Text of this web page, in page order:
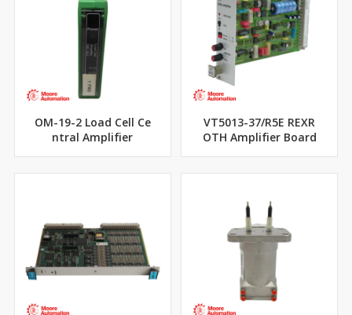
OM-19-2 Load Cell Ce
ntral Amplifier
VT5013-37/R5E REXR
OTH Amplifier Board